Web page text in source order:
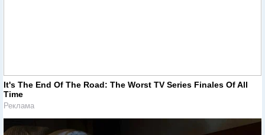
It's The End Of The Road: The Worst TV Series Finales Of All
Time
Реклама